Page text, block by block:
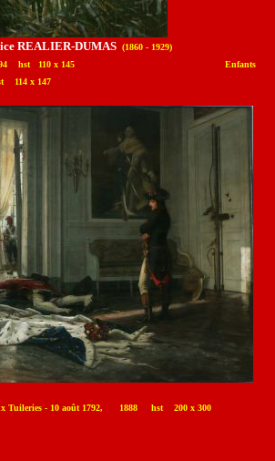
REALIER-DUMAS (1860 - 1929)
1894 hst 110 x 145 Enfants
114 x 147
Tuileries - 10 août 1792, 1888 hst 200 x 300